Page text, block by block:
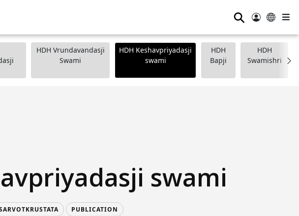
⚲
HDH Vrundavandasji
Swami
HDH Keshavpriyadasji
swami
HDH
Bapji
HDH
Swamishri
swami
PUBLICATION